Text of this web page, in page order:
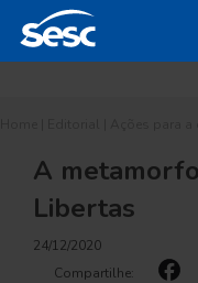
A
Libertas
24/12/2020
Compartilhe: